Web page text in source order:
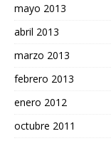
mayo 2013
abril 2013
marzo 2013
febrero 2013
enero 2012
octubre 2011